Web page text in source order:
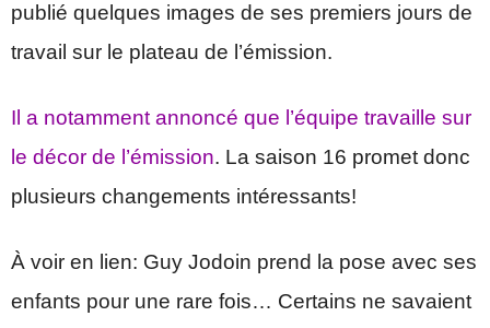
publié quelques images de ses premiers jours de
travail sur le plateau de l’émission.
Il a notamment annoncé que l’équipe travaille sur
le décor de l’émission. La saison 16 promet donc
plusieurs changements intéressants!
À voir en lien: Guy Jodoin prend la pose avec ses
enfants pour une rare fois… Certains ne savaient